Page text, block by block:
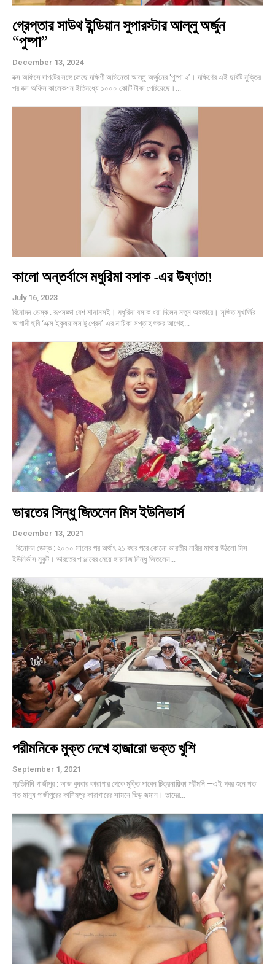
গ্রেপ্তার সাউথ ইন্ডিয়ান সুপারস্টার আল্লু অর্জুন
“পুষ্পা”
December 13, 2024
বক্স অফিসে দাপটের সঙ্গে চলছে দক্ষিণী অভিনেতা আল্লু অর্জুনের ‘পুষ্পা ২’। দক্ষিণের এই ছবিটি মুক্তির
পর বক্স অফিস কালেকশন ইতিমধ্যে ১০০০ কোটি টাকা পেরিয়েছে।...
কালো অন্তর্বাসে মধুরিমা বসাক -এর উষ্ণতা!
July 16, 2023
বিনোদন ডেস্ক : রূপসজ্জা বেশ মানানসই। মধুরিমা বসাক ধরা দিলেন নতুন অবতারে। সৃজিত মুখার্জির
আগামী ছবি ‘এক্স ইক্যুয়ালস টু প্রেম’-এর নায়িকা সপ্তাহ শুরুর আগেই...
ভারতের সিন্ধু জিতলেন মিস ইউনিভার্স
December 13, 2021
ইউনির্ভাস মুকুট। ভারতের পাঞ্জাবের মেয়ে হারনাজ সিন্ধু জিতলেন...
পরীমনিকে মুক্ত দেখে হাজারো ভক্ত খুশি
September 1, 2021
প্রতিনিধি গাজীপুর : আজ বুধবার কারাগার থেকে মুক্তি পাবেন চিত্রনায়িকা পরীমনি —এই খবর শুনে শত
শত মানুষ গাজীপুরের কাশিমপুর কারাগারের সামনে ভিড় জমান। তাদের...